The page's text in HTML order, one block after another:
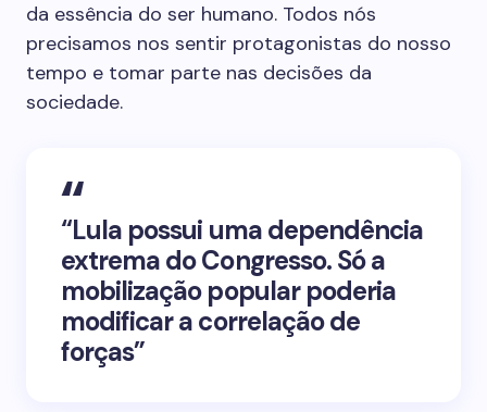
da essência do ser humano. Todos nós
precisamos nos sentir protagonistas do nosso
tempo e tomar parte nas decisões da
sociedade.
“Lula possui uma dependência
extrema do Congresso. Só a
mobilização popular poderia
modificar a correlação de
forças”